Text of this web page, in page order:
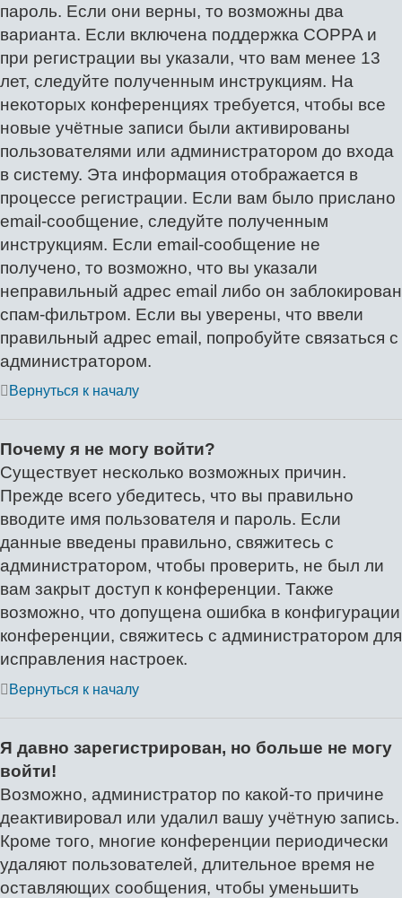
пароль. Если они верны, то возможны два
варианта. Если включена поддержка COPPA и
при регистрации вы указали, что вам менее 13
лет, следуйте полученным инструкциям. На
некоторых конференциях требуется, чтобы все
новые учётные записи были активированы
пользователями или администратором до входа
в систему. Эта информация отображается в
процессе регистрации. Если вам было прислано
email-сообщение, следуйте полученным
инструкциям. Если email-сообщение не
получено, то возможно, что вы указали
неправильный адрес email либо он заблокирован
спам-фильтром. Если вы уверены, что ввели
правильный адрес email, попробуйте связаться с
администратором.
Вернуться к началу
Почему я не могу войти?
Существует несколько возможных причин.
Прежде всего убедитесь, что вы правильно
вводите имя пользователя и пароль. Если
данные введены правильно, свяжитесь с
администратором, чтобы проверить, не был ли
вам закрыт доступ к конференции. Также
возможно, что допущена ошибка в конфигурации
конференции, свяжитесь с администратором для
исправления настроек.
Вернуться к началу
Я давно зарегистрирован, но больше не могу
войти!
Возможно, администратор по какой-то причине
деактивировал или удалил вашу учётную запись.
Кроме того, многие конференции периодически
удаляют пользователей, длительное время не
оставляющих сообщения, чтобы уменьшить